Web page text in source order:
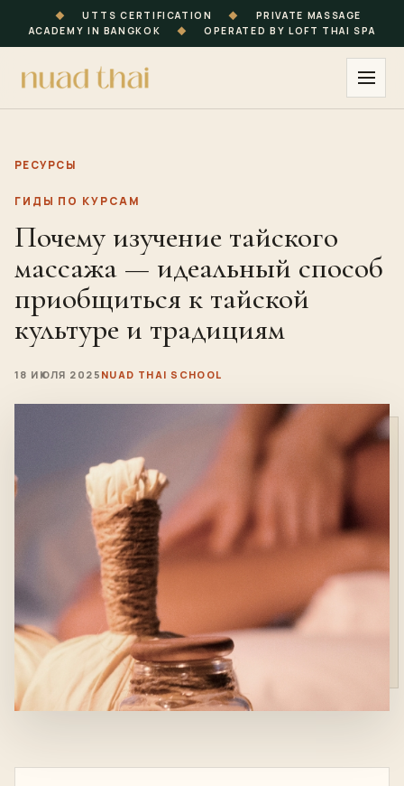
◆ UTTS CERTIFICATION ◆
PRIVATE MASSAGE
ACADEMY IN BANGKOK
◆ OPERATED BY LOFT THAI SPA
РЕСУРСЫ
ГИДЫ ПО КУРСАМ
Почему изучение тайского
массажа — идеальный способ
приобщиться к тайской
культуре и традициям
18 ИЮЛЯ 2025 NUAD THAI SCHOOL